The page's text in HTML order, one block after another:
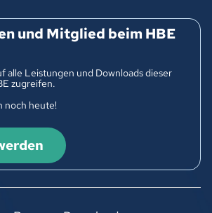
und Mitglied beim HBE
alle Leistungen und Downloads dieser
zugreifen.
noch heute!